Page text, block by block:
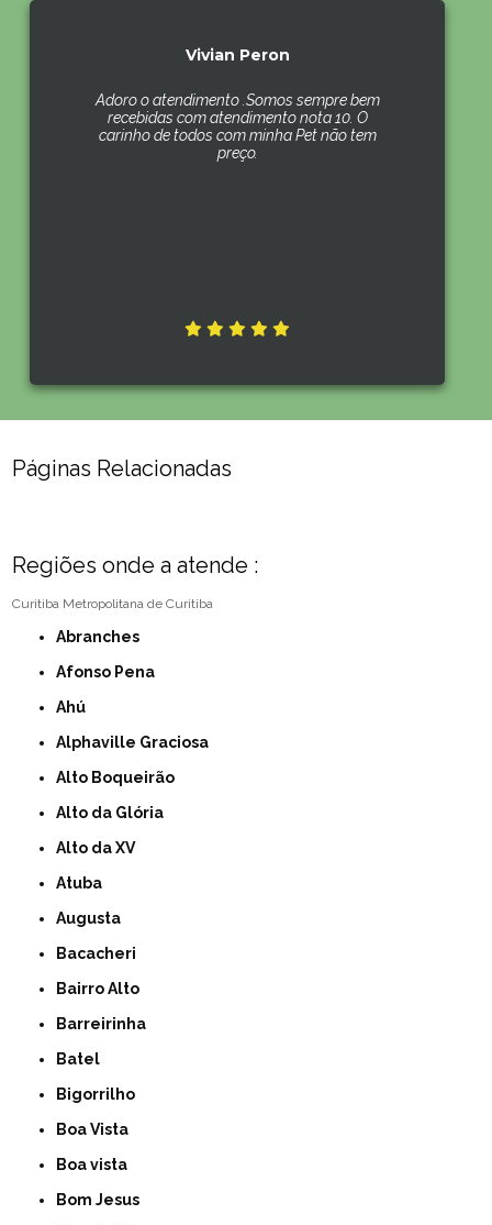
Vivian Peron
Adoro o atendimento .Somos sempre bem
recebidas com atendimento nota 10. O
carinho de todos com minha Pet não tem
preço.
Páginas Relacionadas
Regiões onde a atende :
Curitiba Metropolitana de Curitiba
Abranches
Afonso Pena
Ahú
Alphaville Graciosa
Alto Boqueirão
Alto da Glória
Alto da XV
Atuba
Augusta
Bacacheri
Bairro Alto
Barreirinha
Batel
Bigorrilho
Boa Vista
Boa vista
Bom Jesus